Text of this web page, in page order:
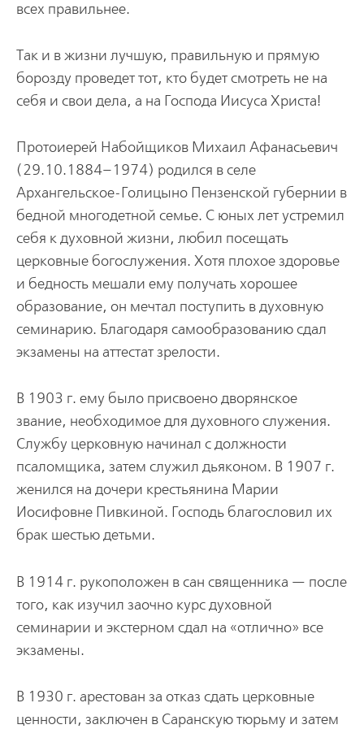
всех правильнее.
Так и в жизни лучшую, правильную и прямую
борозду проведет тот, кто будет смотреть не на
себя и свои дела, а на Господа Иисуса Христа!
Протоиерей Набойщиков Михаил Афанасьевич
(29.10.1884–1974) родился в селе
Архангельское-Голицыно Пензенской губернии в
бедной многодетной семье. С юных лет устремил
себя к духовной жизни, любил посещать
церковные богослужения. Хотя плохое здоровье
и бедность мешали ему получать хорошее
образование, он мечтал поступить в духовную
семинарию. Благодаря самообразованию сдал
экзамены на аттестат зрелости.
В 1903 г. ему было присвоено дворянское
звание, необходимое для духовного служения.
Службу церковную начинал с должности
псаломщика, затем служил дьяконом. В 1907 г.
женился на дочери крестьянина Марии
Иосифовне Пивкиной. Господь благословил их
брак шестью детьми.
В 1914 г. рукоположен в сан священника — после
того, как изучил заочно курс духовной
семинарии и экстерном сдал на «отлично» все
экза­мены.
В 1930 г. арестован за отказ сдать церковные
ценности, заключен в Саран­скую тюрьму и затем